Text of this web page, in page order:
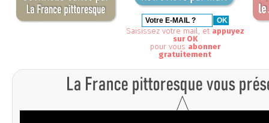
Saisissez votre mail, et appuyez
sur OK
pour vous abonner
gratuitement